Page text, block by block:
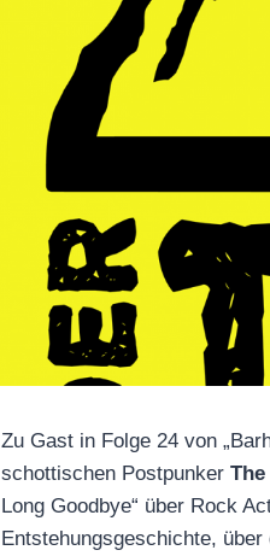
Zu Gast in Folge 24 von
schottischen Postpunker
Long Goodbye“ über Rock
Entstehungsgeschichte,